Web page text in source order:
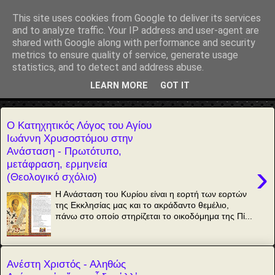
Αέναη επΑνάσταση
• Επιστήμη • Ψυχολογία • Λογοτεχνία • Τέχνες • Θεολογία •
Φιλοσοφία • Στοχασμοί... για τη μνήμη, τον άνθρωπο και το
Φως
Ο Κατηχητικός Λόγος του Αγίου
Ιωάννη Χρυσοστόμου στην
Ανάσταση - Πρωτότυπο,
μετάφραση, ερμηνεία
(Θεολογικό σχόλιο)
›
Η Ανάσταση του Κυρίου είναι η εορτή των εορτών
της Εκκλησίας μας και το ακράδαντο θεμέλιο,
πάνω στο οποίο στηρίζεται το οικοδόμημα της Πί...
Ανέστη Χριστός - Αληθώς
This site uses cookies from Google to deliver its services
and to analyze traffic. Your IP address and user-agent are
shared with Google along with performance and security
metrics to ensure quality of service, generate usage
statistics, and to detect and address abuse.
LEARN MORE GOT IT